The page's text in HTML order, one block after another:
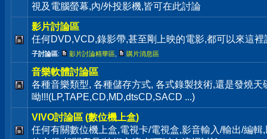
視及電腦螢幕,內/外投影機,皆可在此討論
影片討論區
任何DVD,VCD,錄影帶,甚至剛上映的電影,都可以來這裡
子討論區: 影片討論精華區 購片消息區
音樂軟體討論區
各種音樂類型, 各種儲存方式, 各式錄製技術,還是發燒
呦!!!(LP,TAPE,CD,MD,dtsCD,SACD ...)
VIVO討論區 (數位機上盒)
任何有關數位機上盒,電視卡/電視盒,影音輸入/輸出/編輯